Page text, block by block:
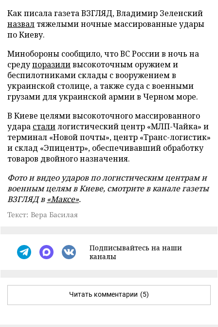
Как писала газета ВЗГЛЯД, Владимир Зеленский
назвал тяжелыми ночные массированные удары
по Киеву.
Минобороны сообщило, что ВС России в ночь на
средупоразиливысокоточным оружием и
беспилотниками склады с вооружением в
украинской столице, а также суда с военными
грузами для украинской армии в Черном море.
В Киеве целями высокоточного массированного
удара сталилогистический центр «МЛП-Чайка» и
терминал «Новой почты», центр «Транс-логистик»
и склад «Эпицентр», обеспечивавший обработку
товаров двойного назначения.
Фото и видео ударов по логистическим центрам и
военным целям в Киеве, смотрите в канале газеты
ВЗГЛЯД в «Максе».
Текст: Вера Басилая
Подписывайтесь на наши
каналы
Читать комментарии (5)